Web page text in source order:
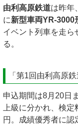
由利高原鉄道は昨年
に新型車両YR-3000
イベント列車を走ら
る。
「第1回由利高原
申込期間は8月20日
上級に分かれ、検
円。成績優秀者に認